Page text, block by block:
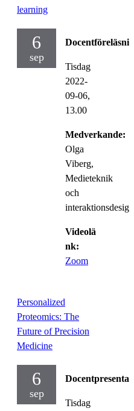
learning
6
sep
Tisdag
2022-
09-06,
13.00
Medverkande:
Olga
Viberg,
Medieteknik
och
interaktionsdesign
Videolä
nk:
Zoom
Personalized
Proteomics: The
Future of Precision
Medicine
6
sep
Tisdag